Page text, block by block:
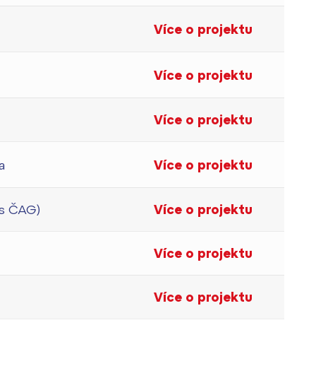
Více o projektu
Více o projektu
Více o projektu
Více o projektu
ČAG) Více o projektu
Více o projektu
Více o projektu